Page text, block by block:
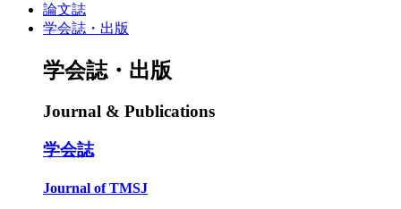
論文誌
学会誌・出版
学会誌・出版
Journal & Publications
学会誌
Journal of TMSJ